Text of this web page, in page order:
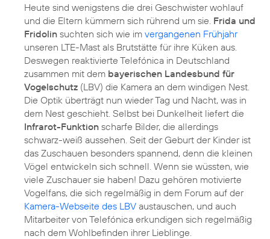
Heute sind wenigstens die drei Geschwister wohlauf
und die Eltern kümmern sich rührend um sie. Frida und
Fridolin suchten sich wie im vergangenen Frühjahr
unseren LTE-Mast als Brutstätte für ihre Küken aus.
Deswegen reaktivierte Telefónica in Deutschland
zusammen mit dem bayerischen Landesbund für
Vogelschutz (LBV) die Kamera an dem windigen Nest.
Die Optik überträgt nun wieder Tag und Nacht, was in
dem Nest geschieht. Selbst bei Dunkelheit liefert die
Infrarot-Funktion scharfe Bilder, die allerdings
schwarz-weiß aussehen. Seit der Geburt der Kinder ist
das Zuschauen besonders spannend, denn die kleinen
Vögel entwickeln sich schnell. Wenn sie wüssten, wie
viele Zuschauer sie haben! Dazu gehören motivierte
Vogelfans, die sich regelmäßig in dem Forum auf der
Kamera-Webseite des LBV austauschen, und auch
Mitarbeiter von Telefónica erkundigen sich regelmäßig
nach dem Wohlbefinden ihrer Lieblinge.